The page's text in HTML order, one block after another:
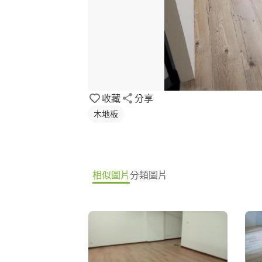
收藏 分享
木地板
相似圖片分類圖片